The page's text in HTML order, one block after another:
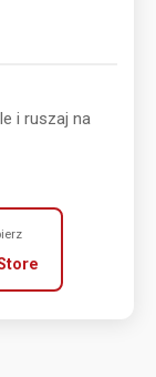
i ruszaj na